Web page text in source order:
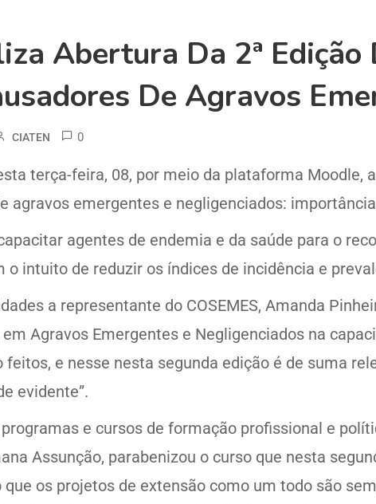
Abertura Da 2ª Edição
De Agravos
CIATEN 0
terça-feira, 08, por meio da plataforma Moodle,
agravos emergentes e negligenciados:
agentes de endemia e da saúde para o
o intuito de reduzir os índices de incidência e
a representante do COSEMES, Amanda
Agravos Emergentes e Negligenciados na
feitos, e nesse nesta segunda edição é de suma
evidente”.
e cursos de formação profissional e
Assunção, parabenizou o curso que nesta
que os projetos de extensão como um todo são